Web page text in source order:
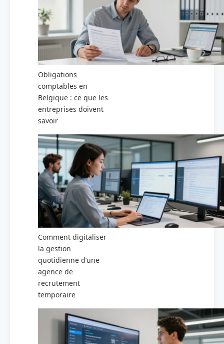
Obligations
comptables en
Belgique : ce que les
entreprises doivent
savoir
Comment digitaliser
la gestion
quotidienne d’une
agence de
recrutement
temporaire